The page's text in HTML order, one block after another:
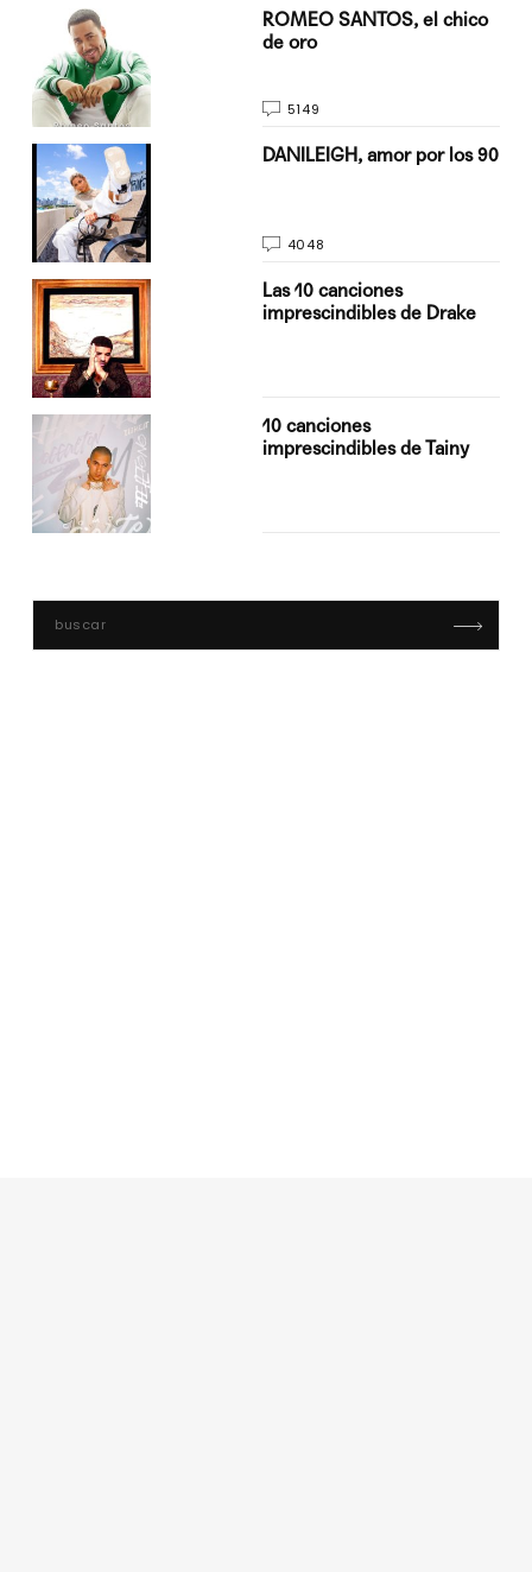
ROMEO SANTOS, el chico
de oro
5149
DANILEIGH, amor por los 90
4048
Las 10 canciones
imprescindibles de Drake
10 canciones
imprescindibles de Tainy